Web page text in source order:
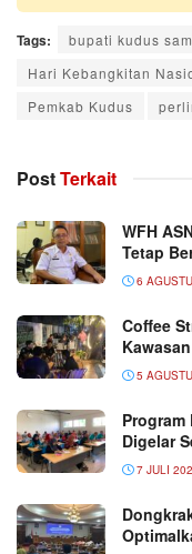
Tags:
bupati kudus
Hari Kebangkitan
Pemkab Kudus
PostTerkait
WFH
Tetap
6
Coffee
5
Digelar
7 JULI